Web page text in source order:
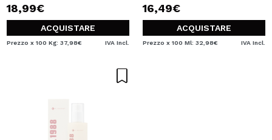
18,99€
ACQUISTARE
Prezzo x 100 Kg: 37,98€ IVA Incl.
16,49€
ACQUISTARE
Prezzo x 100 Ml: 32,98€ IVA Incl.